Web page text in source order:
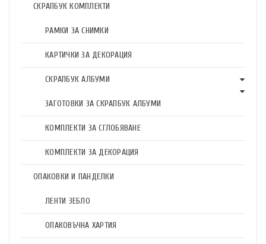
СКРАПБУК КОМПЛЕКТИ
РАМКИ ЗА СНИМКИ
КАРТИЧКИ ЗА ДЕКОРАЦИЯ
СКРАПБУК АЛБУМИ
ЗАГОТОВКИ ЗА СКРАПБУК АЛБУМИ
КОМПЛЕКТИ ЗА СГЛОБЯВАНЕ
КОМПЛЕКТИ ЗА ДЕКОРАЦИЯ
ОПАКОВКИ И ПАНДЕЛКИ
ЛЕНТИ ЗЕБЛО
ОПАКОВЪЧНА ХАРТИЯ